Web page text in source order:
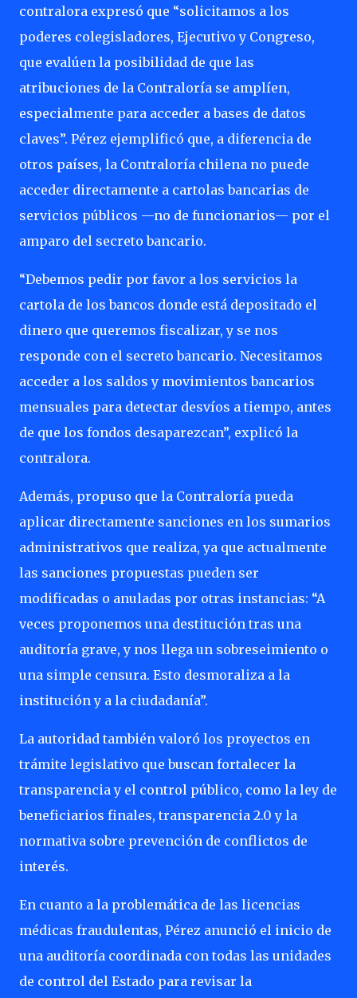
contralora expresó que “solicitamos a los
poderes colegisladores, Ejecutivo y Congreso,
que evalúen la posibilidad de que las
atribuciones de la Contraloría se amplíen,
especialmente para acceder a bases de datos
claves”. Pérez ejemplificó que, a diferencia de
otros países, la Contraloría chilena no puede
acceder directamente a cartolas bancarias de
servicios públicos —no de funcionarios— por el
amparo del secreto bancario.
“Debemos pedir por favor a los servicios la
cartola de los bancos donde está depositado el
dinero que queremos fiscalizar, y se nos
responde con el secreto bancario. Necesitamos
acceder a los saldos y movimientos bancarios
mensuales para detectar desvíos a tiempo, antes
de que los fondos desaparezcan”, explicó la
contralora.
Además, propuso que la Contraloría pueda
aplicar directamente sanciones en los sumarios
administrativos que realiza, ya que actualmente
las sanciones propuestas pueden ser
modificadas o anuladas por otras instancias: “A
veces proponemos una destitución tras una
auditoría grave, y nos llega un sobreseimiento o
una simple censura. Esto desmoraliza a la
institución y a la ciudadanía”.
La autoridad también valoró los proyectos en
trámite legislativo que buscan fortalecer la
transparencia y el control público, como la ley de
beneficiarios finales, transparencia 2.0 y la
normativa sobre prevención de conflictos de
interés.
En cuanto a la problemática de las licencias
médicas fraudulentas, Pérez anunció el inicio de
una auditoría coordinada con todas las unidades
de control del Estado para revisar la